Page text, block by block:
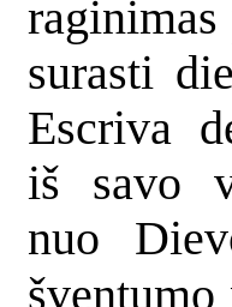
surasti
Escriva
iš savo
nuo
šventumo